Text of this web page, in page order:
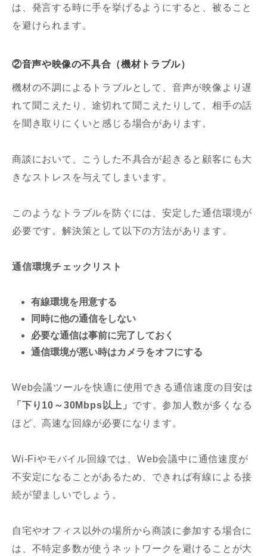
は、発言する時に手を挙げるようにすると、被ること
を避けられます。
②音声や映像の不具合（機材トラブル）
機材の不調によるトラブルとして、音声が映像より遅
れて聞こえたり、途切れて聞こえたりして、相手の話
を聞き取りにくいと感じる場合があります。
商談において、こうした不具合が起きると顧客にも大
きなストレスを与えてしまいます。
このようなトラブルを防ぐには、安定した通信環境が
必要です。解決策として以下の方法があります。
通信環境チェックリスト
有線環境を用意する
同時に他の通信をしない
必要な通信は事前に完了しておく
通信環境が悪い時はカメラをオフにする
Web会議ツールを快適に使用できる通信速度の目安は
「下り10～30Mbps以上」 です。参加人数が多くなる
ほど、高速な回線が必要になります。
Wi-Fiやモバイル回線では、Web会議中に通信速度が
不安定になることがあるため、できれば有線による接
続が望ましいでしょう。
自宅やオフィス以外の場所から商談に参加する場合に
は、不特定多数が使うネットワークを避けることが大